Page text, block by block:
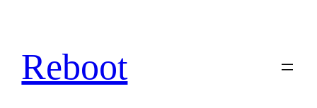
innhold
Reboot